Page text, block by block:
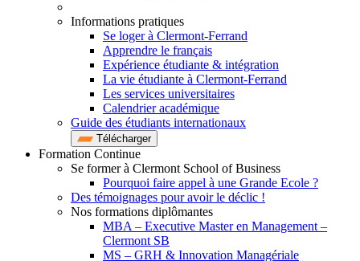
Informations pratiques
Se loger à Clermont-Ferrand
Apprendre le français
Expérience étudiante & intégration
La vie étudiante à Clermont-Ferrand
Les services universitaires
Calendrier académique
Guide des étudiants internationaux
Télécharger
Formation Continue
Se former à Clermont School of Business
Pourquoi faire appel à une Grande Ecole ?
Des témoignages pour avoir le déclic !
Nos formations diplômantes
MBA – Executive Master en Management –
Clermont SB
MS – GRH & Innovation Managériale